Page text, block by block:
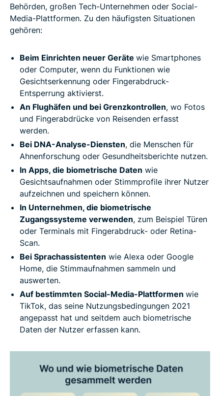
Behörden, großen Tech-Unternehmen oder Social-
Media-Plattformen. Zu den häufigsten Situationen
gehören:
Beim Einrichten neuer Geräte wie Smartphones
oder Computer, wenn du Funktionen wie
Gesichtserkennung oder Fingerabdruck-
Entsperrung aktivierst.
An Flughäfen und bei Grenzkontrollen, wo Fotos
und Fingerabdrücke von Reisenden erfasst
werden.
Bei DNA-Analyse-Diensten, die Menschen für
Ahnenforschung oder Gesundheitsberichte nutzen.
In Apps, die biometrische Daten wie
Gesichtsaufnahmen oder Stimmprofile ihrer Nutzer
aufzeichnen und speichern können.
In Unternehmen, die biometrische
Zugangssysteme verwenden, zum Beispiel Türen
oder Terminals mit Fingerabdruck- oder Retina-
Scan.
Bei Sprachassistenten wie Alexa oder Google
Home, die Stimmaufnahmen sammeln und
auswerten.
Auf bestimmten Social-Media-Plattformen wie
TikTok, das seine Nutzungsbedingungen 2021
angepasst hat und seitdem auch biometrische
Daten der Nutzer erfassen kann.